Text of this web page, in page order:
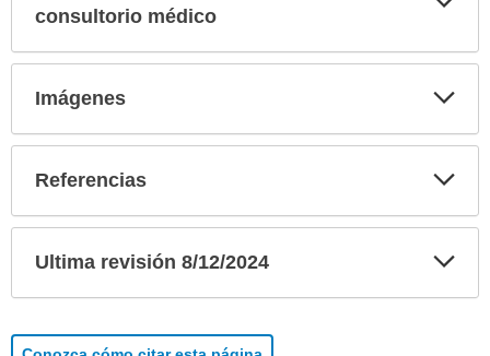
consultorio médico
Imágenes
Referencias
Ultima revisión 8/12/2024